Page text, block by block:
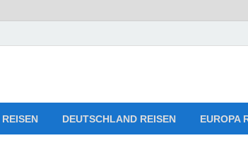
Webseiten
DEUTSCHLAND REISEN EUROPA